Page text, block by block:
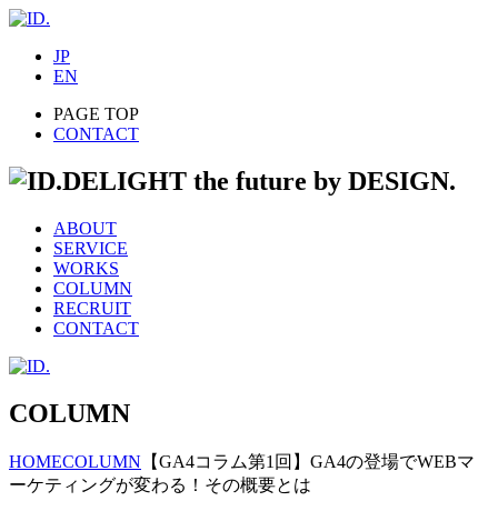
JP
EN
PAGE TOP
CONTACT
DELIGHT the future by DESIGN.
ABOUT
SERVICE
WORKS
COLUMN
RECRUIT
CONTACT
COLUMN
HOMECOLUMN 【GA4コラム第1回】GA4の登場でWEBマ
ーケティングが変わる！その概要とは